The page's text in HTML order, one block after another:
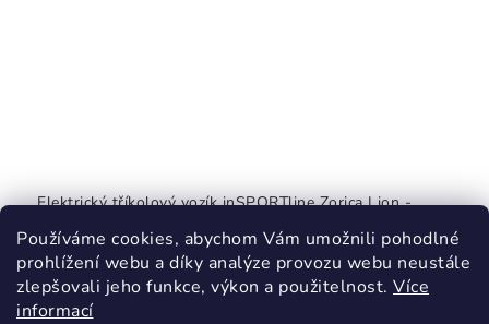
Používáme cookies, abychom Vám umožnili pohodlné
prohlížení webu a díky analýze provozu webu neustále
zlepšovali jeho funkce, výkon a použitelnost. Více
informací
Elektrický tříkolový vozík inSPORTline Zorica Lion -
červená
Momentálně nedostupné
33 550 Kč
48 990 Kč
(–31 %)